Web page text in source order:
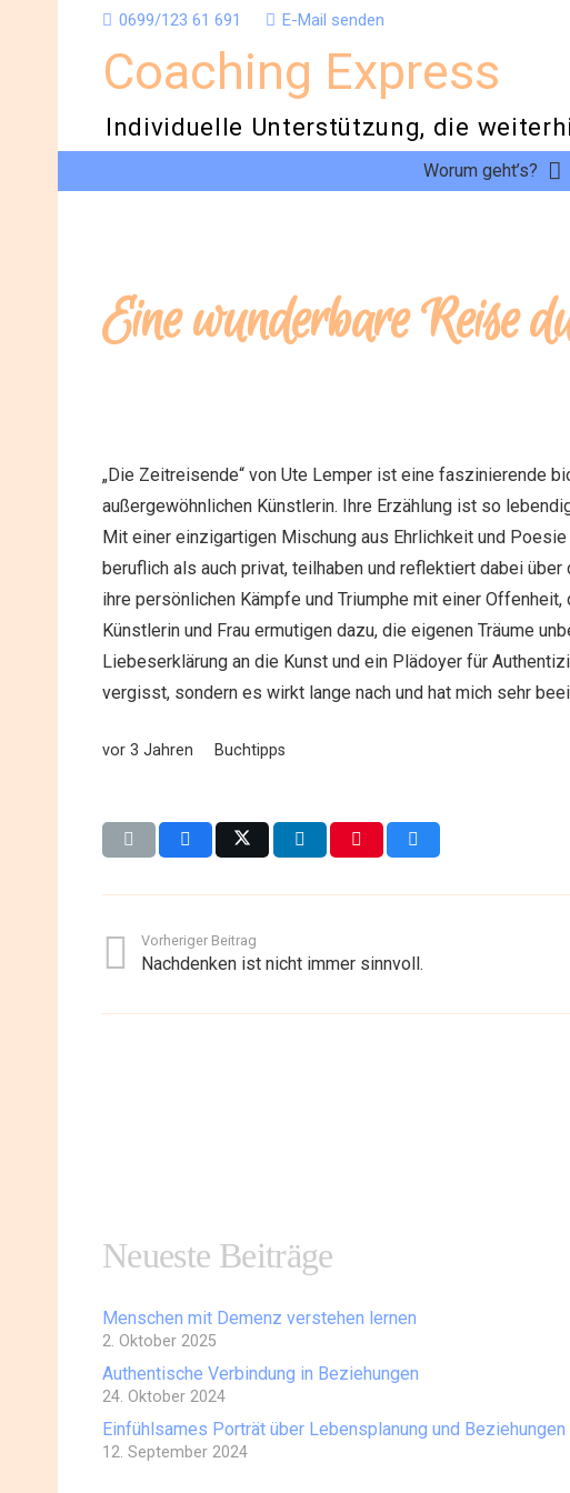
0699/123 61 691 E-Mail senden
Coaching Express
Individuelle Unterstützung, die
Worum geht’s?
Eine wunderbare Reise
„Die Zeitreisende“ von Ute Lemper ist eine faszinierende
außergewöhnlichen Künstlerin. Ihre Erzählung ist so
Mit einer einzigartigen Mischung aus Ehrlichkeit und
beruflich als auch privat, teilhaben und reflektiert dabei
ihre persönlichen Kämpfe und Triumphe mit einer
Künstlerin und Frau ermutigen dazu, die eigenen Träume
Liebeserklärung an die Kunst und ein Plädoyer für
vergisst, sondern es wirkt lange nach und hat mich sehr
vor 3 Jahren Buchtipps
Vorheriger Beitrag
Nachdenken ist nicht immer sinnvoll.
Neueste Beiträge
Menschen mit Demenz verstehen lernen
2. Oktober 2025
Authentische Verbindung in Beziehungen
24. Oktober 2024
Einfühlsames Porträt über Lebensplanung und Beziehungen
12. September 2024